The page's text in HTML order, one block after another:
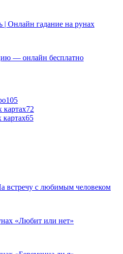
| Онлайн гадание на рунах
— онлайн бесплатно
105
картах72
картах65
встречу с любимым человеком
«Любит или нет»